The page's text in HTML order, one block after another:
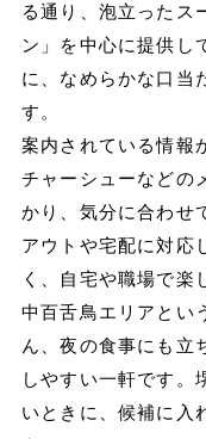
る通り、泡立ったス
ン」を中心に提供し
に、なめらかな口当
す。
案内されている情報
チャーシューなどの
かり、気分に合わせ
アウトや宅配に対応
く、自宅や職場で楽
中百舌鳥エリアとい
ん、夜の食事にも立
しやすい一軒です。
いときに、候補に入